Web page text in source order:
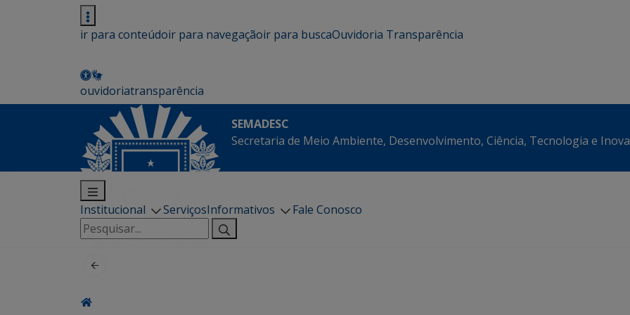
ir para conteúdoir para navegaçãoir para buscaOuvidoria Transparência
ouvidoriatransparência
SEMADESC
Secretaria de Meio Ambiente, Desenvolvimento, Ciência, Tecnologia e
Institucional ServiçosInformativos
Fale Conosco
Pesquisar
por: